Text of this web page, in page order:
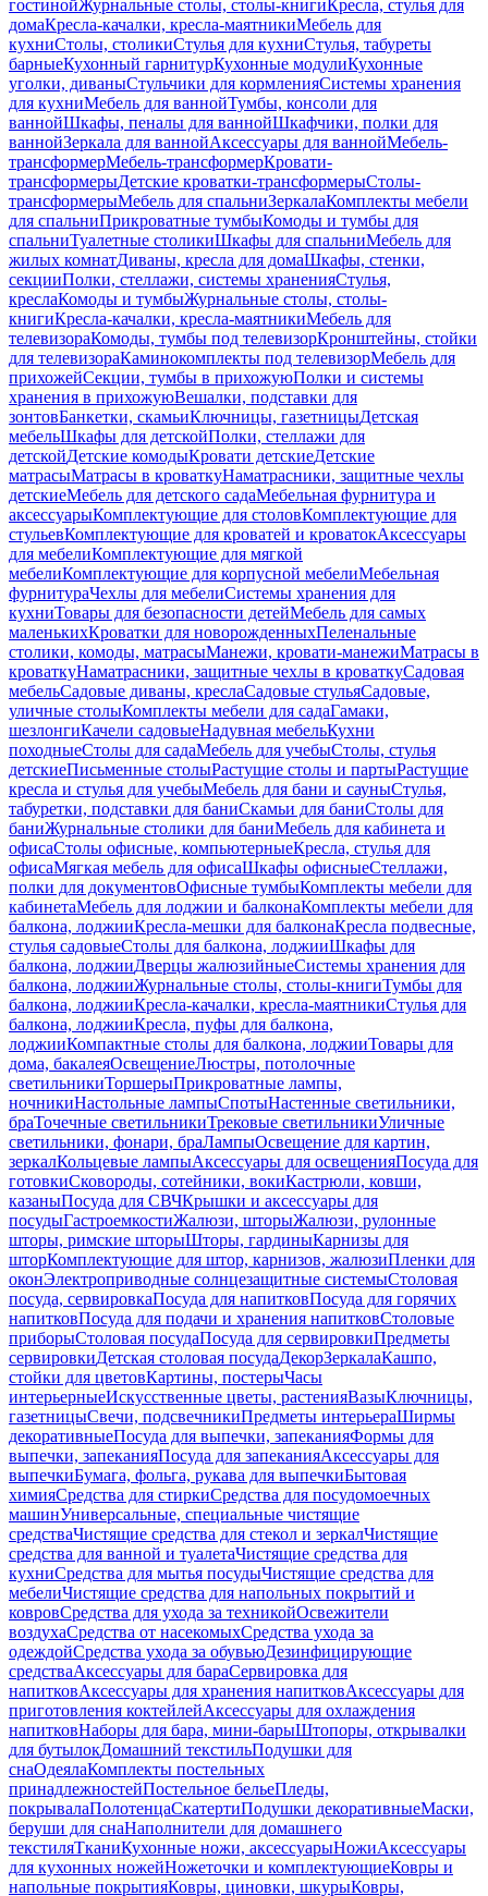
гостинойЖурнальные столы, столы-книгиКресла, стулья для
домаКресла-качалки, кресла-маятникиМебель для
кухниСтолы, столикиСтулья для кухниСтулья, табуреты
барныеКухонный гарнитурКухонные модулиКухонные
уголки, диваныСтульчики для кормленияСистемы хранения
для кухниМебель для ваннойТумбы, консоли для
ваннойШкафы, пеналы для ваннойШкафчики, полки для
ваннойЗеркала для ваннойАксессуары для ваннойМебель-
трансформерМебель-трансформерКровати-
трансформерыДетские кроватки-трансформерыСтолы-
трансформерыМебель для спальниЗеркалаКомплекты мебели
для спальниПрикроватные тумбыКомоды и тумбы для
спальниТуалетные столикиШкафы для спальниМебель для
жилых комнатДиваны, кресла для домаШкафы, стенки,
секцииПолки, стеллажи, системы храненияСтулья,
креслаКомоды и тумбыЖурнальные столы, столы-
книгиКресла-качалки, кресла-маятникиМебель для
телевизораКомоды, тумбы под телевизорКронштейны, стойки
для телевизораКаминокомплекты под телевизорМебель для
прихожейСекции, тумбы в прихожуюПолки и системы
хранения в прихожуюВешалки, подставки для
зонтовБанкетки, скамьиКлючницы, газетницыДетская
мебельШкафы для детскойПолки, стеллажи для
детскойДетские комодыКровати детскиеДетские
матрасыМатрасы в кроваткуНаматрасники, защитные чехлы
детскиеМебель для детского садаМебельная фурнитура и
аксессуарыКомплектующие для столовКомплектующие для
стульевКомплектующие для кроватей и кроватокАксессуары
для мебелиКомплектующие для мягкой
мебелиКомплектующие для корпусной мебелиМебельная
фурнитураЧехлы для мебелиСистемы хранения для
кухниТовары для безопасности детейМебель для самых
маленькихКроватки для новорожденныхПеленальные
столики, комоды, матрасыМанежи, кровати-манежиМатрасы в
кроваткуНаматрасники, защитные чехлы в кроваткуСадовая
мебельСадовые диваны, креслаСадовые стульяСадовые,
уличные столыКомплекты мебели для садаГамаки,
шезлонгиКачели садовыеНадувная мебельКухни
походныеСтолы для садаМебель для учебыСтолы, стулья
детскиеПисьменные столыРастущие столы и партыРастущие
кресла и стулья для учебыМебель для бани и сауныСтулья,
табуретки, подставки для баниСкамьи для баниСтолы для
баниЖурнальные столики для баниМебель для кабинета и
офисаСтолы офисные, компьютерныеКресла, стулья для
офисаМягкая мебель для офисаШкафы офисныеСтеллажи,
полки для документовОфисные тумбыКомплекты мебели для
кабинетаМебель для лоджии и балконаКомплекты мебели для
балкона, лоджииКресла-мешки для балконаКресла подвесные,
стулья садовыеСтолы для балкона, лоджииШкафы для
балкона, лоджииДверцы жалюзийныеСистемы хранения для
балкона, лоджииЖурнальные столы, столы-книгиТумбы для
балкона, лоджииКресла-качалки, кресла-маятникиСтулья для
балкона, лоджииКресла, пуфы для балкона,
лоджииКомпактные столы для балкона, лоджииТовары для
дома, бакалеяОсвещениеЛюстры, потолочные
светильникиТоршерыПрикроватные лампы,
ночникиНастольные лампыСпотыНастенные светильники,
браТочечные светильникиТрековые светильникиУличные
светильники, фонари, браЛампыОсвещение для картин,
зеркалКольцевые лампыАксессуары для освещенияПосуда для
готовкиСковороды, сотейники, вокиКастрюли, ковши,
казаныПосуда для СВЧКрышки и аксессуары для
посудыГастроемкостиЖалюзи, шторыЖалюзи, рулонные
шторы, римские шторыШторы, гардиныКарнизы для
шторКомплектующие для штор, карнизов, жалюзиПленки для
оконЭлектроприводные солнцезащитные системыСтоловая
посуда, сервировкаПосуда для напитковПосуда для горячих
напитковПосуда для подачи и хранения напитковСтоловые
приборыСтоловая посудаПосуда для сервировкиПредметы
сервировкиДетская столовая посудаДекорЗеркалаКашпо,
стойки для цветовКартины, постерыЧасы
интерьерныеИскусственные цветы, растенияВазыКлючницы,
газетницыСвечи, подсвечникиПредметы интерьераШирмы
декоративныеПосуда для выпечки, запеканияФормы для
выпечки, запеканияПосуда для запеканияАксессуары для
выпечкиБумага, фольга, рукава для выпечкиБытовая
химияСредства для стиркиСредства для посудомоечных
машинУниверсальные, специальные чистящие
средстваЧистящие средства для стекол и зеркалЧистящие
средства для ванной и туалетаЧистящие средства для
кухниСредства для мытья посудыЧистящие средства для
мебелиЧистящие средства для напольных покрытий и
ковровСредства для ухода за техникойОсвежители
воздухаСредства от насекомыхСредства ухода за
одеждойСредства ухода за обувьюДезинфицирующие
средстваАксессуары для бараСервировка для
напитковАксессуары для хранения напитковАксессуары для
приготовления коктейлейАксессуары для охлаждения
напитковНаборы для бара, мини-барыШтопоры, открывалки
для бутылокДомашний текстильПодушки для
снаОдеялаКомплекты постельных
принадлежностейПостельное бельеПледы,
покрывалаПолотенцаСкатертиПодушки декоративныеМаски,
беруши для снаНаполнители для домашнего
текстиляТканиКухонные ножи, аксессуарыНожиАксессуары
для кухонных ножейНожеточки и комплектующиеКовры и
напольные покрытияКовры, циновки, шкурыКовры,